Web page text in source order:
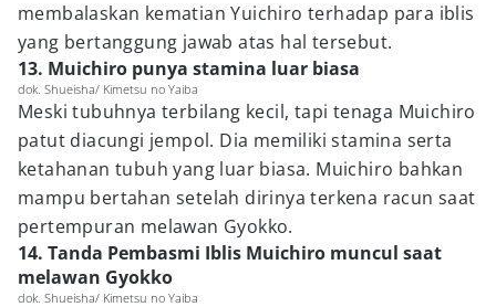
membalaskan kematian Yuichiro terhadap para iblis
yang bertanggung jawab atas hal tersebut.
13. Muichiro punya stamina luar biasa
dok. Shueisha/ Kimetsu no Yaiba
Meski tubuhnya terbilang kecil, tapi tenaga Muichiro
patut diacungi jempol. Dia memiliki stamina serta
ketahanan tubuh yang luar biasa. Muichiro bahkan
mampu bertahan setelah dirinya terkena racun saat
pertempuran melawan Gyokko.
14. Tanda Pembasmi Iblis Muichiro muncul saat
melawan Gyokko
dok. Shueisha/ Kimetsu no Yaiba